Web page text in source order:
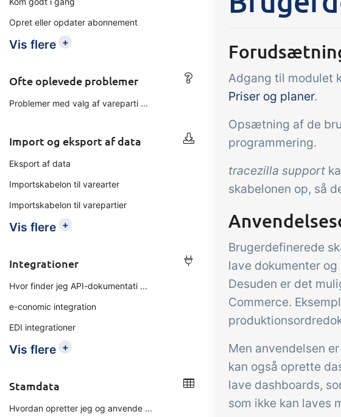
B2B Commerce
som sælgerportal,
webshop for dine kunder
kontroller
Få
temperaturtjek
din ordrestyring
digitalt
Opret eller opdater abonnement
Vis flere +
Ofte oplevede problemer
Problemer med valg af vareparti ...
Import og eksport af data
Eksport af data
Importskabelon til varearter
Importskabelon til varepartier
Vis flere +
Integrationer
Hvor finder jeg API-dokumentati ...
e-conomic integration
EDI integrationer
Vis flere +
Stamdata
Hvordan opretter jeg og anvende ...
Adgang til modulet
Priser og planer.
Opsætning af de
programmering.
tracezilla support
skabelonen op, så
Brugerdefinerede
lave dokumenter
Desuden er det
Commerce.
Men anvendelsen
kan også oprette
lave dashboards,
som ikke kan laves